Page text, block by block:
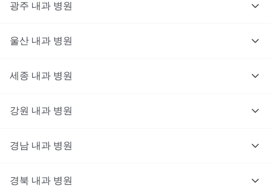
광주 내과 병원
울산 내과 병원
세종 내과 병원
강원 내과 병원
경남 내과 병원
경북 내과 병원